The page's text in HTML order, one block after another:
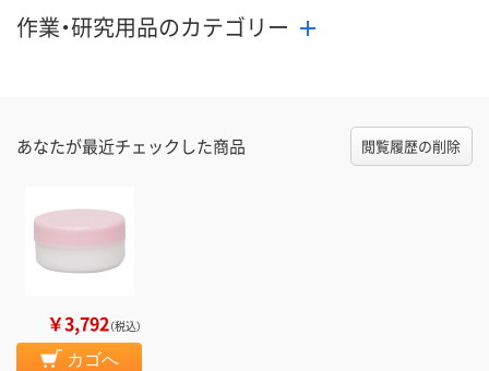
作業・研究用品のカテゴリー
あなたが最近チェックした商品 閲覧履歴の削除
￥3,792（税込）
カゴへ